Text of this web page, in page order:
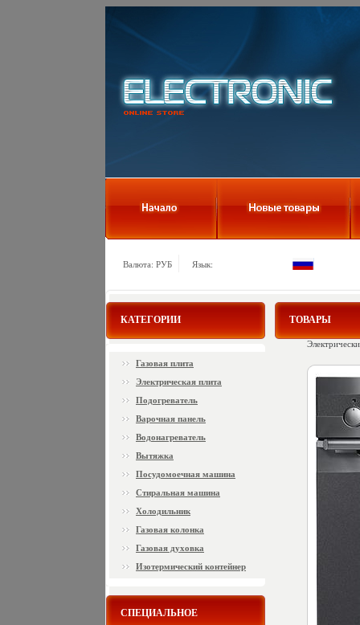
Валюта: РУБ Язык:
КАТЕГОРИИ
Газовая плита
Электрическая плита
Подогреватель
Варочная панель
Водонагреватель
Вытяжка
Посудомоечная машина
Стиральная машина
Холодильник
Газовая колонка
Газовая духовка
Изотермический контейнер
СПЕЦИАЛЬНОЕ
ТОВАРЫ